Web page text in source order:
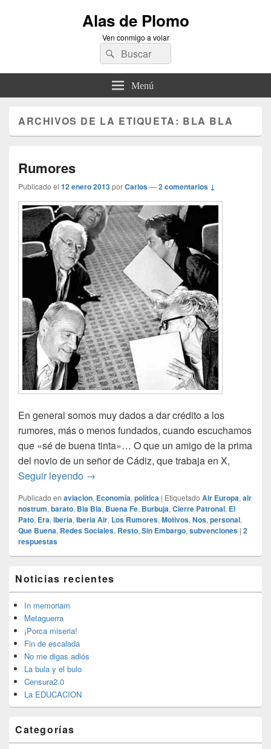
Alas de Plomo
Ven conmigo a volar
Buscar
por:
Buscar
Menú
ARCHIVOS DE LA ETIQUETA: BLA BLA
Rumores
Publicado el 12 enero 2013porCarlos—2 comentarios ↓
En general somos muy dados a dar crédito a los
rumores, más o menos fundados, cuando escuchamos
que «sé de buena tinta»… O que un amigo de la prima
del novio de un señor de Cádiz, que trabaja en X,
Seguir leyendo Rumores
→
Publicado en aviacion, Economía, política | Etiquetado Air Europa, air
nostrum, barato, Bla Bla, Buena Fe, Burbuja, Cierre Patronal, El
Pato, Era, iberia, Iberia Air, Los Rumores, Motivos, Nos, personal,
Que Buena, Redes Sociales, Resto, Sin Embargo, subvenciones | 2
respuestas
área
de
widget
barra
lateral
primaria
Noticias recientes
In memoriam
Metaguerra
¡Porca miseria!
Fin de escalada
No me digas adiós
La bula y el bulo
Censura2.0
La EDUCACION
Categorías